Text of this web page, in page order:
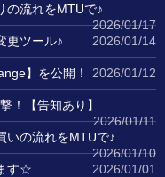
の流れをMTUで♪
2026/01/17
更ツール♪
2026/01/14
】を公開！ 2026/01/12
！【告知あり】
2026/01/11
いの流れをMTUで♪
2026/01/10
す☆
2026/01/01